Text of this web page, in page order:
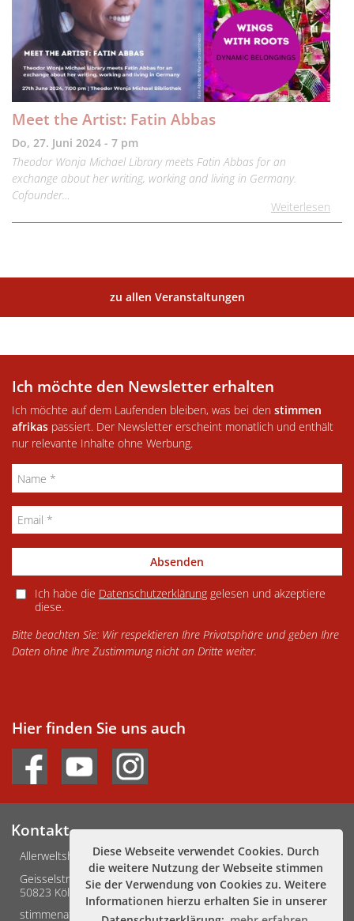
Diese Webseite verwendet Cookies. Durch
die weitere Nutzung der Webseite stimmen
Sie der Verwendung von Cookies zu. Weitere
Informationen hierzu erhalten Sie in unserer
Meet the Artist: Fatin Abbas
Do, 27. Juni 2024 - 7 pm
Theodor Wonja Michael Library meets Fatin Abbas for an
exchange about her writing, working and living in Germany.
Cofounder…
Weiterlesen
zu allen Veranstaltungen
Ich möchte den Newsletter erhalten
Ich möchte auf dem Laufenden bleiben, was bei den stimmen
afrikas passiert. Der Newsletter erscheint monatlich und enthält
nur relevante Inhalte ohne Werbung.
Absenden
Ich habe die Datenschutzerklärunggelesen und akzeptiere
diese.
Bitte beachten Sie: Wir respektieren Ihre Privatsphäre und geben Ihre
Daten ohne Ihre Zustimmung nicht an Dritte weiter.
Hier finden Sie uns auch
Kontakt
Allerweltshaus Köln e.V.
Geisselstraße 3-5
50823 Köln
stimmenafrikas@allerweltshaus.de